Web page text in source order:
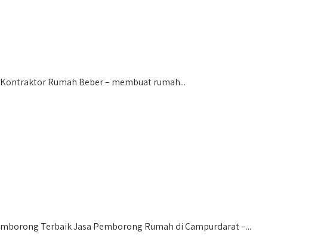
Rumah Beber – membuat rumah...
Terbaik Jasa Pemborong Rumah di Campurdarat –...